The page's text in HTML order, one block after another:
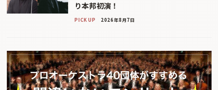
り本邦初演！
PICK UP 2026年8月7日